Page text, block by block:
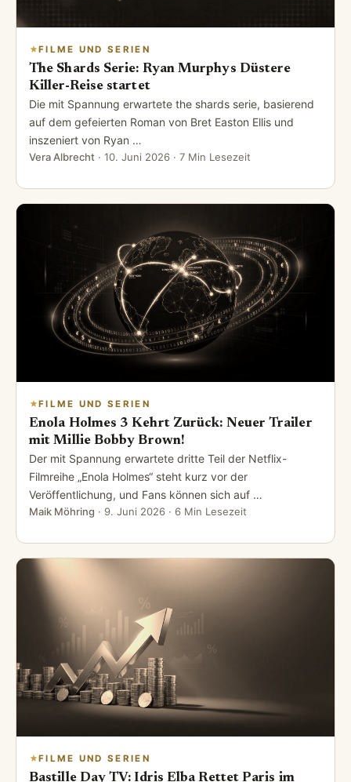
FILME UND SERIEN
The Shards Serie: Ryan Murphys Düstere
Killer-Reise startet
Die mit Spannung erwartete the shards serie, basierend
auf dem gefeierten Roman von Bret Easton Ellis und
inszeniert von Ryan …
Vera Albrecht · 10. Juni 2026 · 7 Min Lesezeit
FILME UND SERIEN
Enola Holmes 3 Kehrt Zurück: Neuer Trailer
mit Millie Bobby Brown!
Der mit Spannung erwartete dritte Teil der Netflix-
Filmreihe „Enola Holmes“ steht kurz vor der
Veröffentlichung, und Fans können sich auf …
Maik Möhring · 9. Juni 2026 · 6 Min Lesezeit
FILME UND SERIEN
Bastille Day TV: Idris Elba Rettet Paris im